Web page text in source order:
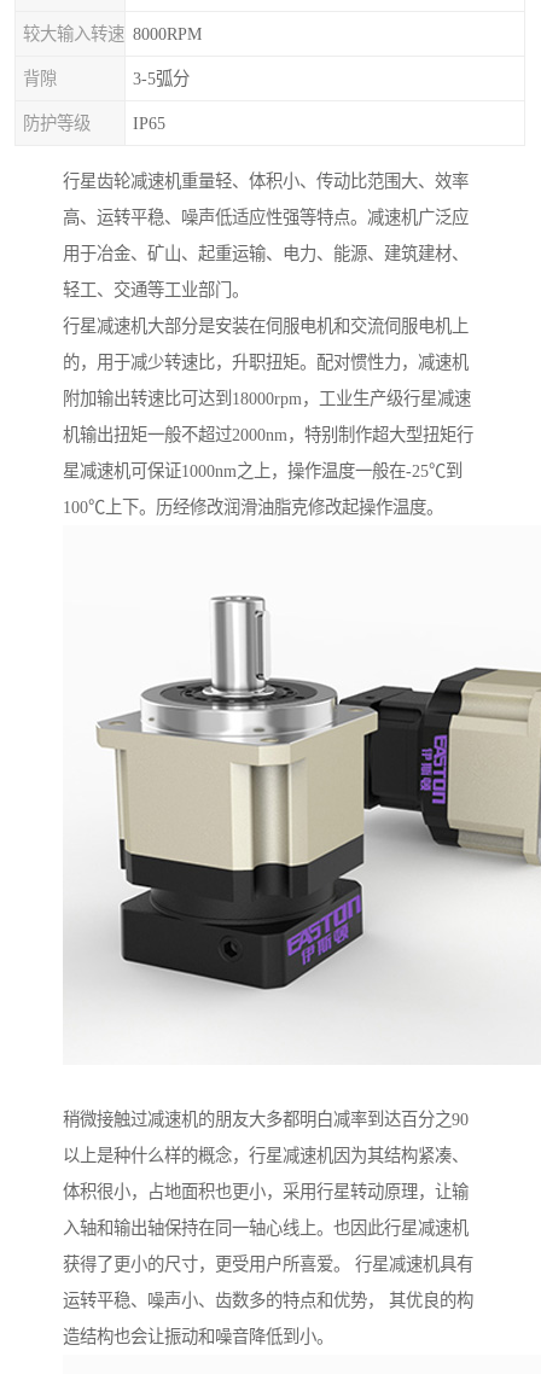
较大输入转速 8000RPM
背隙 3-5弧分
防护等级 IP65
行星齿轮减速机重量轻、体积小、传动比范围大、效率
高、运转平稳、噪声低适应性强等特点。减速机广泛应
用于冶金、矿山、起重运输、电力、能源、建筑建材、
轻工、交通等工业部门。
行星减速机大部分是安装在伺服电机和交流伺服电机上
的，用于减少转速比，升职扭矩。配对惯性力，减速机
附加输出转速比可达到18000rpm，工业生产级行星减速
机输出扭矩一般不超过2000nm，特别制作超大型扭矩行
星减速机可保证1000nm之上，操作温度一般在-25℃到
100℃上下。历经修改润滑油脂克修改起操作温度。
稍微接触过减速机的朋友大多都明白减率到达百分之90
以上是种什么样的概念，行星减速机因为其结构紧凑、
体积很小，占地面积也更小，采用行星转动原理，让输
入轴和输出轴保持在同一轴心线上。也因此行星减速机
获得了更小的尺寸，更受用户所喜爱。 行星减速机具有
运转平稳、噪声小、齿数多的特点和优势， 其优良的构
造结构也会让振动和噪音降低到小。